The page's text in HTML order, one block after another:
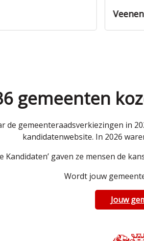
gemeenten
de gemeenteraadsverkiezingen in
kandidatenwebsite. In 2026
Kandidaten’ gaven ze mensen de
Wordt jouw
Jouw